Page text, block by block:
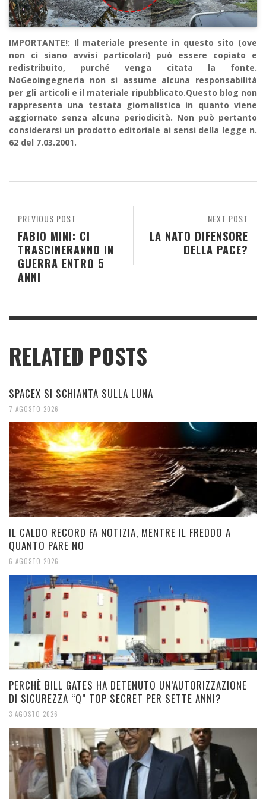
IMPORTANTE!: Il materiale presente in questo sito (ove
non ci siano avvisi particolari) può essere copiato e
redistribuito, purché venga citata la fonte.
NoGeoingegneria non si assume alcuna responsabilità
per gli articoli e il materiale ripubblicato.Questo blog non
rappresenta una testata giornalistica in quanto viene
aggiornato senza alcuna periodicità. Non può pertanto
considerarsi un prodotto editoriale ai sensi della legge n.
62 del 7.03.2001.
NEXT POST
LA NATO DIFENSORE
DELLA PACE?
PREVIOUS POST
FABIO MINI: CI
TRASCINERANNO IN
GUERRA ENTRO 5
ANNI
RELATED POSTS
SPACEX SI SCHIANTA SULLA LUNA
7 AGOSTO 2026
IL CALDO RECORD FA NOTIZIA, MENTRE IL FREDDO A
QUANTO PARE NO
6 AGOSTO 2026
PERCHÈ BILL GATES HA DETENUTO UN’AUTORIZZAZIONE
DI SICUREZZA “Q” TOP SECRET PER SETTE ANNI?
3 AGOSTO 2026